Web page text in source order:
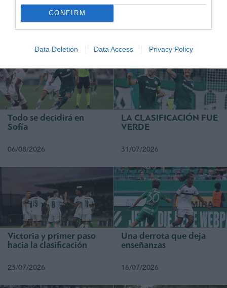
CONFIRM
Data Deletion Data Access Privacy Policy
Todo se decidirá en
Sofía
06/08/2026
LA CLASIFICACIÓN FUE
VERDE
31/07/2026
Victoria y primer paso
hacia la clasificación
23/07/2026
Una derrota que deja
enseñanzas
16/07/2026